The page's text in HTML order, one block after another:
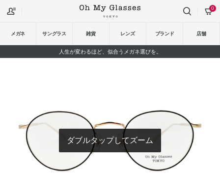
メガネ サングラス 雑貨 レンズ ブランド 店舗
0
人生が変わるほど、似合うメガネ選びを。
ダブルタップしてズーム